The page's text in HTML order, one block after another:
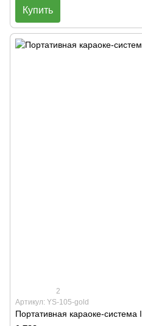
Купить
2
Артикул: YS-105-gold
Портативная караоке-система